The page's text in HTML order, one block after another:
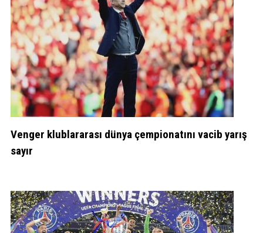
Venger klublararası dünya çempionatını vacib yarış
sayır